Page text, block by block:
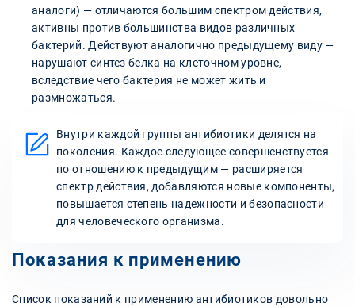
аналоги) — отличаются большим спектром действия,
активны против большинства видов различных
бактерий. Действуют аналогично предыдущему виду —
нарушают синтез белка на клеточном уровне,
вследствие чего бактерия не может жить и
размножаться.
Внутри каждой группы антибиотики делятся на
поколения. Каждое следующее совершенствуется
по отношению к предыдущим — расширяется
спектр действия, добавляются новые компоненты,
повышается степень надежности и безопасности
для человеческого организма.
Показания к применению
Список показаний к применению антибиотиков довольно